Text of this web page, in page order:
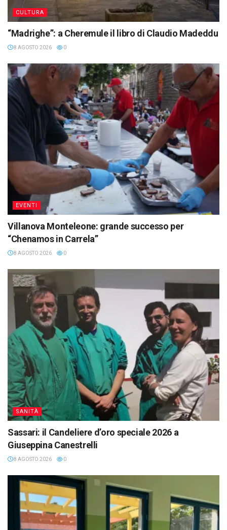
CULTURA
“Madrighe”: a Cheremule il libro di Claudio Madeddu
8 AGOSTO 2026 0
EVENTI
Villanova Monteleone: grande successo per
“Chenamos in Carrela”
8 AGOSTO 2026 0
SANITÀ
Sassari: il Candeliere d’oro speciale 2026 a
Giuseppina Canestrelli
8 AGOSTO 2026 0